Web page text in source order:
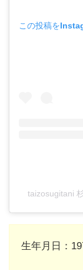
この投稿を
taizosugitani
生年月日：